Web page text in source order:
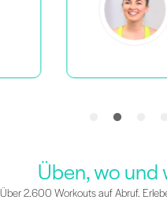
Üben, wo und
Über 2.600 Workouts auf Abruf.